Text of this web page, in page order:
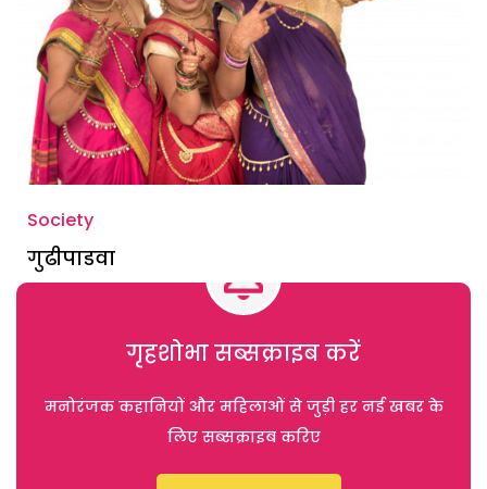
Society
गुढीपाडवा
गृहशोभा सब्सक्राइब करें
मनोरंजक कहानियों और महिलाओं से जुड़ी हर नई खबर के
लिए सब्सक्राइब करिए